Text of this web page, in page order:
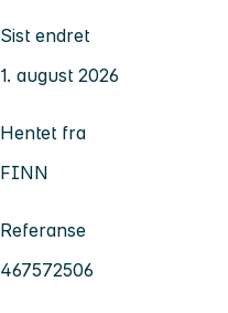
Sist endret
1. august 2026
Hentet fra
FINN
Referanse
467572506